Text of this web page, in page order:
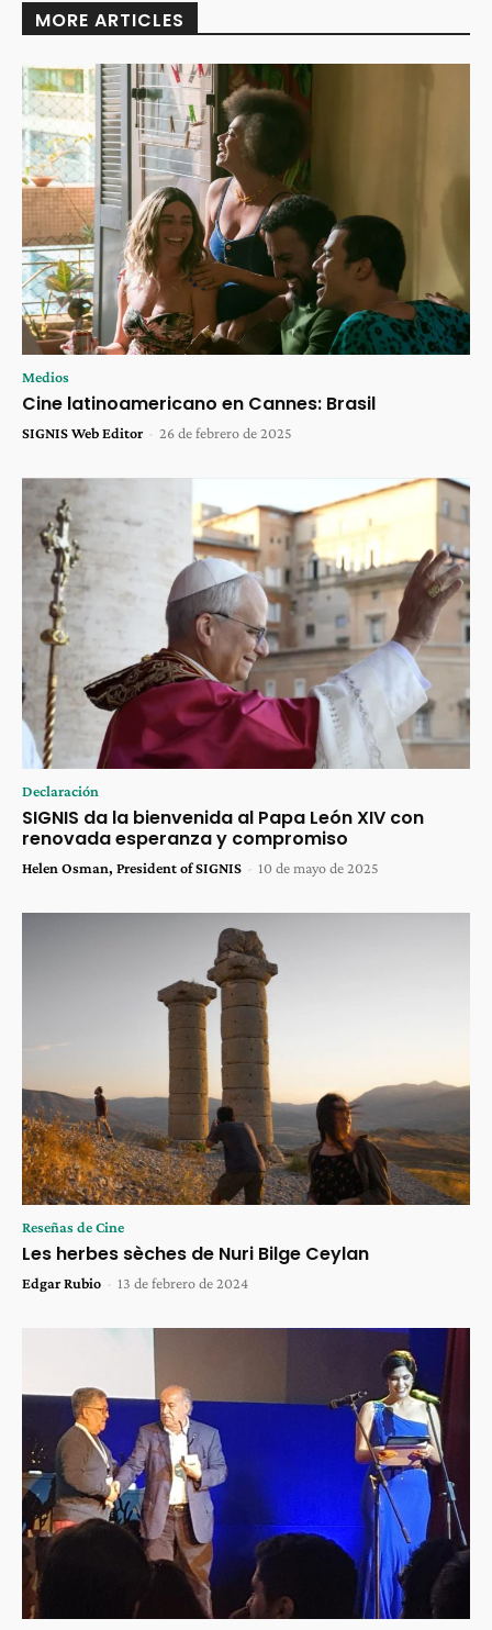
MORE ARTICLES
Medios
Cine latinoamericano en Cannes: Brasil
SIGNIS Web Editor - 26 de febrero de 2025
Declaración
SIGNIS da la bienvenida al Papa León XIV con
renovada esperanza y compromiso
Helen Osman, President of SIGNIS - 10 de mayo de 2025
Reseñas de Cine
Les herbes sèches de Nuri Bilge Ceylan
Edgar Rubio - 13 de febrero de 2024